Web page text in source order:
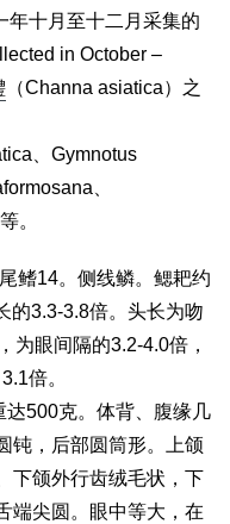
年十月至十二月采集的
in October –
（Channa asiatica）之
、Gymnotus
、
。
鳍14。侧线鳞。鳃耙约
的3.3-3.8倍。头长为吻
为眼间隔的3.2-4.0倍，
倍。
500克。体背、腹缘几
钝，后部圆筒形。上颌
下颌外行齿绒毛状，下
端尖圆。眼中等大，在